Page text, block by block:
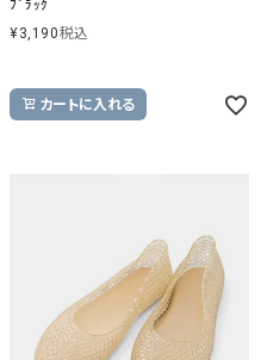
ﾌﾞﾗｯｸ
¥3,190税込
カートに入れる